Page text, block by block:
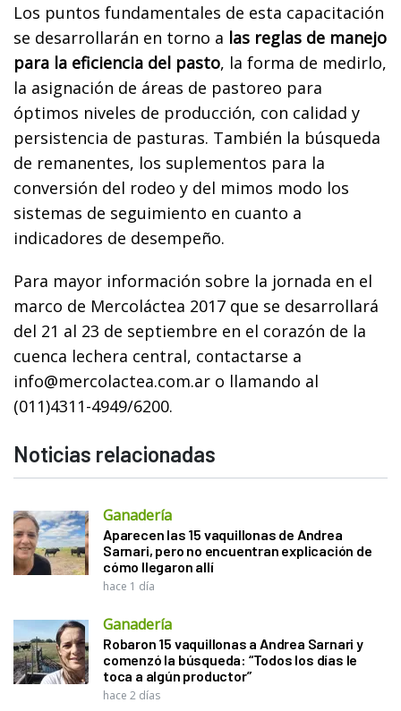
Los puntos fundamentales de esta capacitación
se desarrollarán en torno a las reglas de manejo
para la eficiencia del pasto, la forma de medirlo,
la asignación de áreas de pastoreo para
óptimos niveles de producción, con calidad y
persistencia de pasturas. También la búsqueda
de remanentes, los suplementos para la
conversión del rodeo y del mimos modo los
sistemas de seguimiento en cuanto a
indicadores de desempeño.
Para mayor información sobre la jornada en el
marco de Mercoláctea 2017 que se desarrollará
del 21 al 23 de septiembre en el corazón de la
cuenca lechera central, contactarse a
info@mercolactea.com.ar o llamando al
(011)4311-4949/6200.
Noticias relacionadas
Ganadería
Aparecen las 15 vaquillonas de Andrea
Sarnari, pero no encuentran explicación de
cómo llegaron allí
hace 1 día
Ganadería
Robaron 15 vaquillonas a Andrea Sarnari y
comenzó la búsqueda: “Todos los días le
toca a algún productor”
hace 2 días